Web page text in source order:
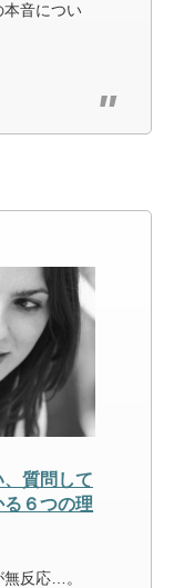
本音につい
質問して
６つの理
反応…。